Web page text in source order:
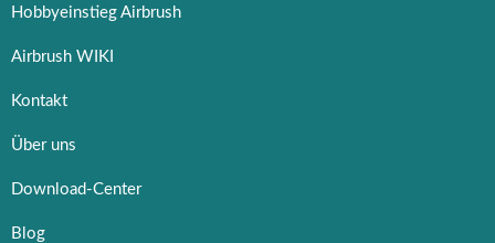
Hobbyeinstieg Airbrush
Airbrush WIKI
Kontakt
Über uns
Download-Center
Blog